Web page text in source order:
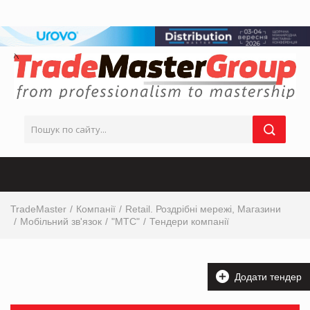
TradeMaster Компанії
Retail. Роздрібні мережі, Магазини
Мобільний зв'язок
"МТС" Тендери компанії
Додати тендер